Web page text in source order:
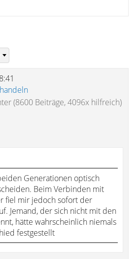
(8600 Beiträge, 4096x hilfreich)
Generationen optisch
Beim Verbinden mit
fiel mir jedoch sofort der
Jemand, der sich nicht mit den
hätte wahrscheinlich niemals
festgestellt